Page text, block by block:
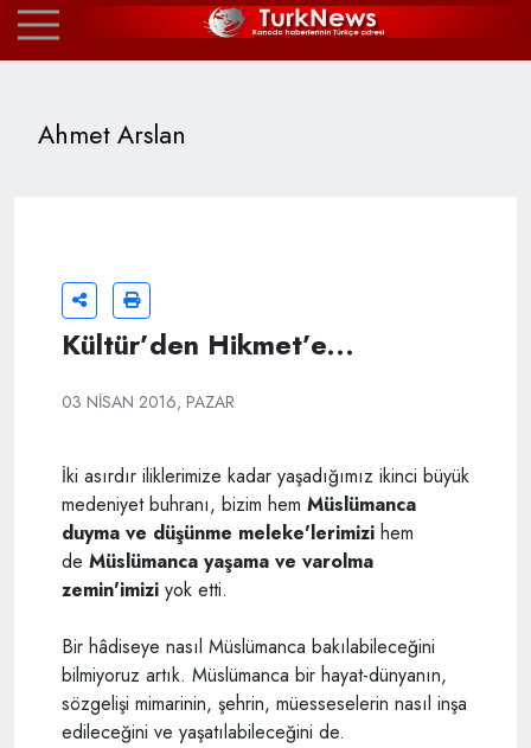
Ahmet Arslan
Kültür’den Hikmet’e...
03 NISAN 2016, PAZAR
İki asırdır iliklerimize kadar yaşadığımız ikinci büyük
medeniyet buhranı, bizim hem Müslümanca
duyma ve düşünme meleke'lerimizi hem
de Müslümanca yaşama ve varolma
zemin'imizi yok etti.
Bir hâdiseye nasıl Müslümanca bakılabileceğini
bilmiyoruz artık. Müslümanca bir hayat-dünyanın,
sözgelişi mimarinin, şehrin, müesseselerin nasıl inşa
edileceğini ve yaşatılabileceğini de.